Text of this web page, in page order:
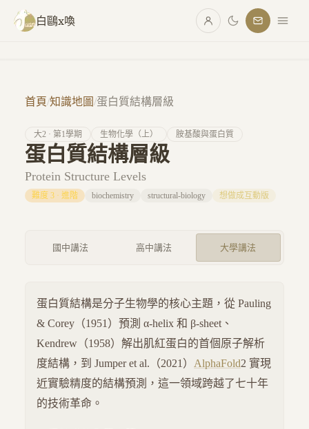
跳至主要內容
白鷗x喚
首頁/知識地圖/蛋白質結構層級
大2 · 第1學期 生物化學（上） 胺基酸與蛋白質
蛋白質結構層級
Protein Structure Levels
難度 3 · 進階 biochemistry structural-biology 想做成互動版
國中講法 高中講法 大學講法
蛋白質結構是分子生物學的核心主題，從 Pauling
& Corey（1951）預測 α-helix 和 β-sheet、
Kendrew（1958）解出肌紅蛋白的首個原子解析
度結構，到 Jumper et al.（2021） AlphaFold2 實現
近實驗精度的結構預測，這一領域跨越了七十年
的技術革命。